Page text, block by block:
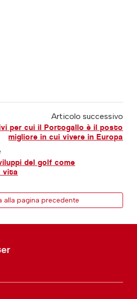
Articolo successivo
per cui il Portogallo è il posto
migliore in cui vivere in Europa
del golf come
vita
alla pagina precedente